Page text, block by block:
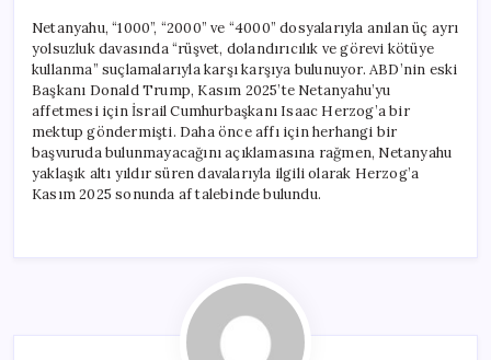
Netanyahu, “1000”, “2000” ve “4000” dosyalarıyla anılan üç ayrı
yolsuzluk davasında “rüşvet, dolandırıcılık ve görevi kötüye
kullanma” suçlamalarıyla karşı karşıya bulunuyor. ABD’nin eski
Başkanı Donald Trump, Kasım 2025’te Netanyahu’yu
affetmesi için İsrail Cumhurbaşkanı Isaac Herzog’a bir
mektup göndermişti. Daha önce affı için herhangi bir
başvuruda bulunmayacağını açıklamasına rağmen, Netanyahu
yaklaşık altı yıldır süren davalarıyla ilgili olarak Herzog’a
Kasım 2025 sonunda af talebinde bulundu.